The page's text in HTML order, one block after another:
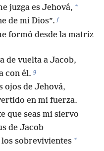
juzga es Jehová, *
de mi Dios”. f
formó desde la matriz
de vuelta a Jacob,
con él. g
ojos de Jehová,
en mi fuerza.
que seas mi siervo
de Jacob
sobrevivientes *